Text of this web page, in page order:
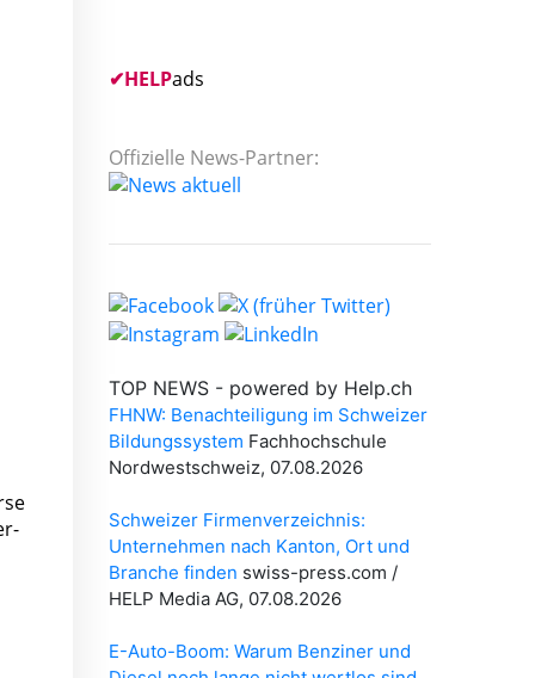
✔HELPads
Offizielle News-Partner: